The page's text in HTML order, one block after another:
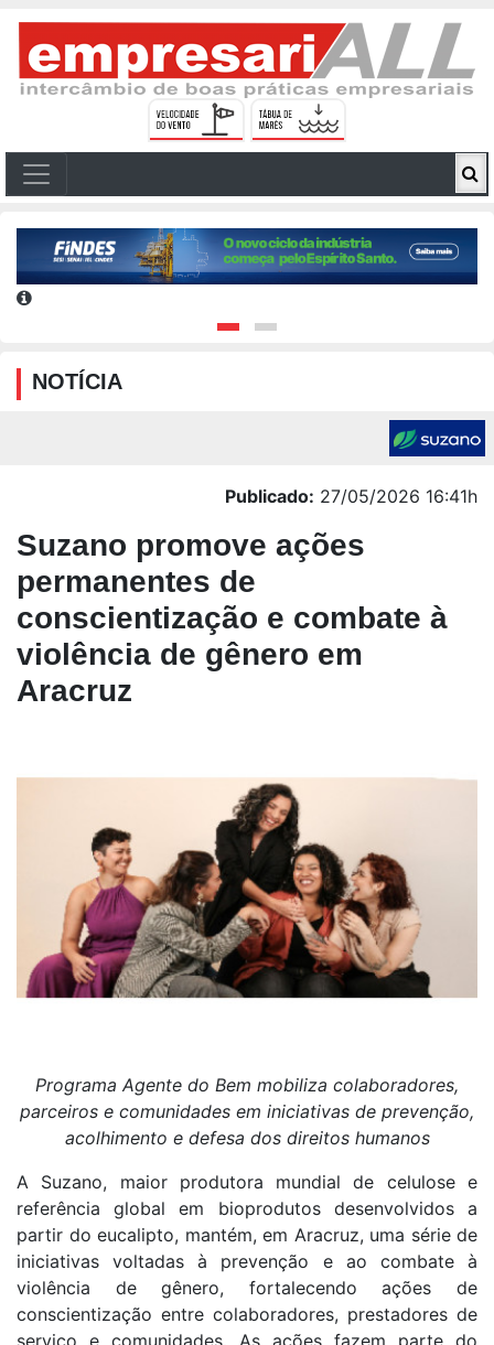
NOTÍCIA
Publicado: 27/05/2026 16:41h
Suzano promove ações
permanentes de
conscientização e combate à
violência de gênero em
Aracruz
Programa Agente do Bem mobiliza colaboradores,
parceiros e comunidades em iniciativas de prevenção,
acolhimento e defesa dos direitos humanos
A Suzano, maior produtora mundial de celulose e
referência global em bioprodutos desenvolvidos a
partir do eucalipto, mantém, em Aracruz, uma série de
iniciativas voltadas à prevenção e ao combate à
violência de gênero, fortalecendo ações de
conscientização entre colaboradores, prestadores de
serviço e comunidades. As ações fazem parte do